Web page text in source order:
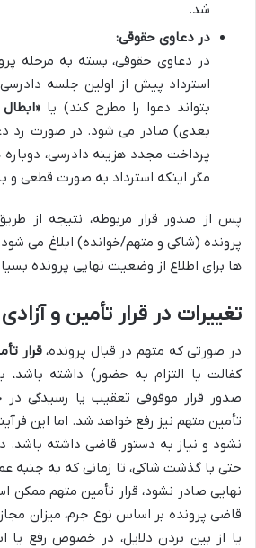
شد.
در دعاوی حقوقی:
در دعاوی حقوقی، بسته به مرحله
استرداد پیش از اولین جلسه
بتواند دعوا را مطرح کند) یا
بعدی) صادر می شود. در صورت رد
پرداخت مجدد هزینه دادرسی، دوباره
مگر اینکه استرداد به صورت قطعی و
پس از صدور قرار مربوطه، نتیجه از
پرونده (شاکی و متهم/خوانده) ابلاغ می
ها برای اطلاع از وضعیت نهایی پرونده
تغییرات در قرار تأمین و
در صورتی که متهم در قبال پرونده،قرار
کفالت یا التزام به حضور) داشته باشد،
صدور قرار موقوفی تعقیب یا رسیدگی در
تأمین متهم نیز رفع خواهد شد. اما این
نشود و نیاز به دستور قاضی داشته باشد.
حتی با گذشت شاکی، تا زمانی که به جنبه
نهایی صادر نشود، قرار تأمین متهم ممکن
قاضی پرونده بر اساس نوع جرم، میزان
یا از بین بردن دلایل، در خصوص رفع یا